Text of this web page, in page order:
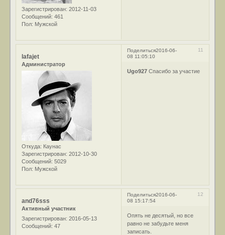
Зарегистрирован: 2012-11-03
Сообщений: 461
Пол: Мужской
Поделиться 11
2016-06-
08 11:05:10
lafajet
Администратор
Откуда: Каунас
Зарегистрирован: 2012-10-30
Сообщений: 5029
Пол: Мужской
Ugo927 Спасибо за участие
Поделиться 12
2016-06-
08 15:17:54
and76sss
Активный участник
Зарегистрирован: 2016-05-13
Сообщений: 47
Опять не десятый, но все
равно не забудьте меня
записать.